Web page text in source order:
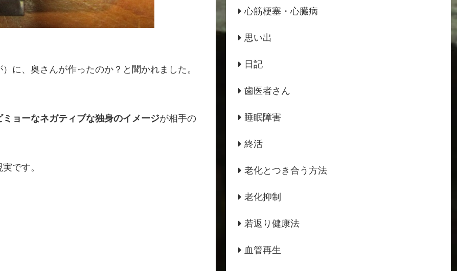
に、奥さんが作ったのか？と聞かれました。
ミョーなネガティブな独身のイメージが相手の
です。
心筋梗塞・心臓病
思い出
日記
歯医者さん
睡眠障害
終活
老化とつき合う方法
老化抑制
若返り健康法
血管再生